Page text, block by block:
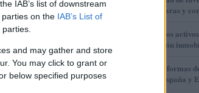
IAB’s list of downstream
on the IAB’s List of
and may gather and store
You may click to grant or
below specified purposes
años con metas claras y
Cómo funcionan los
la fraccionalización
4 Las mejores plataformas
inmobiliario en España y